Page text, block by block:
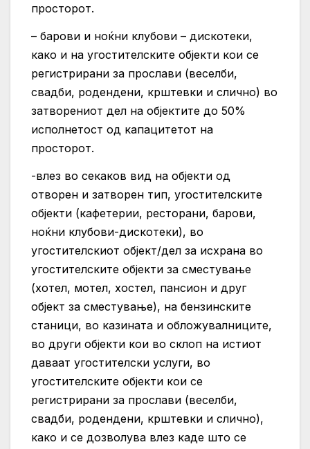
просторот.
– барови и ноќни клубови – дискотеки,
како и на угостителските објекти кои се
регистрирани за прослави (веселби,
свадби, родендени, крштевки и слично) во
затворениот дел на објектите до 50%
исполнетост од капацитетот на
просторот.
-влез во секаков вид на објекти од
отворен и затворен тип, угостителските
објекти (кафетерии, ресторани, барови,
ноќни клубови-дискотеки), во
угостителскиот објект/дел за исхрана во
угостителските објекти за сместување
(хотел, мотел, хостел, пансион и друг
објект за сместување), на бензинските
станици, во казината и обложувалниците,
во други објекти кои во склоп на истиот
даваат угостителски услуги, во
угостителските објекти кои се
регистрирани за прослави (веселби,
свадби, родендени, крштевки и слично),
како и се дозволува влез каде што се